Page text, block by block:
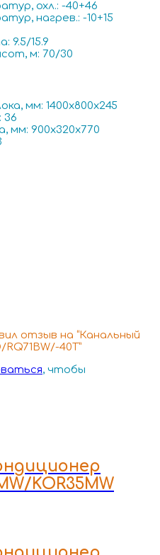
охл.: -40+46
нагрев.: -10+15
9.5/15.9
м: 70/30
мм: 1400x800x245
36
мм: 900x320x770
отзыв на “Канальный
40T”
, чтобы
KOR35MW